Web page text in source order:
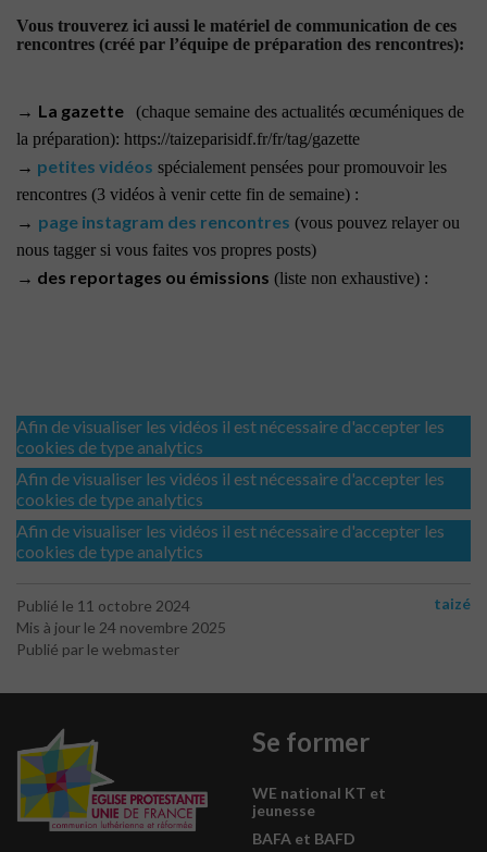
Vous trouverez ici aussi le matériel de communication de ces
rencontres (créé par l’équipe de préparation des rencontres):
→ La gazette
(chaque semaine des actualités œcuméniques de
la préparation): https://taizeparisidf.fr/fr/tag/gazette
→ petites vidéos spécialement pensées pour promouvoir les
rencontres (3 vidéos à venir cette fin de semaine) :
→ page instagram des rencontres (vous pouvez relayer ou
nous tagger si vous faites vos propres posts)
→ des reportages ou émissions (liste non exhaustive) :
Afin de visualiser les vidéos il est nécessaire d'accepter les
cookies de type analytics
Afin de visualiser les vidéos il est nécessaire d'accepter les
cookies de type analytics
Afin de visualiser les vidéos il est nécessaire d'accepter les
cookies de type analytics
Publié le 11 octobre 2024
Mis à jour le 24 novembre 2025
Publié par le webmaster
taizé
Se former
WE national KT et
jeunesse
BAFA et BAFD